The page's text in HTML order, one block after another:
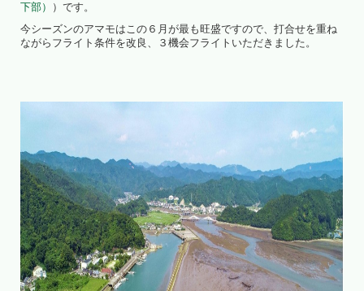
下部）
）です。
今シーズンのアマモはこの６月が最も旺盛ですので、打合せを重ね
ながらフライト条件を改良、３機会フライトいただきました。